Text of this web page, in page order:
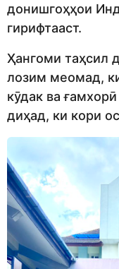
донишгоҳҳои
гирифтааст.
Ҳангоми таҳсил
лозим меомад,
кӯдак ва
диҳад, ки кори